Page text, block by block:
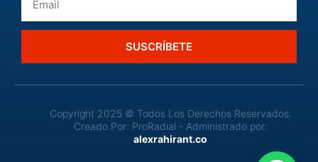
SUSCRÍBETE
Copyright 2025 © Todos Los Derechos Reservados.
Creado Por: ProRadial - Administrado por:
alexrahirant.co